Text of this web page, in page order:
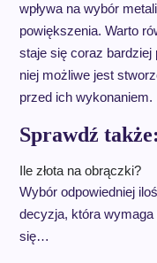
wpływa na wybór
powiększenia. Warto
staje się coraz bardziej
niej możliwe jest
przed ich wykonaniem.
Sprawdź także:
Ile złota na obrączki?
Wybór odpowiedniej
decyzja, która
się…